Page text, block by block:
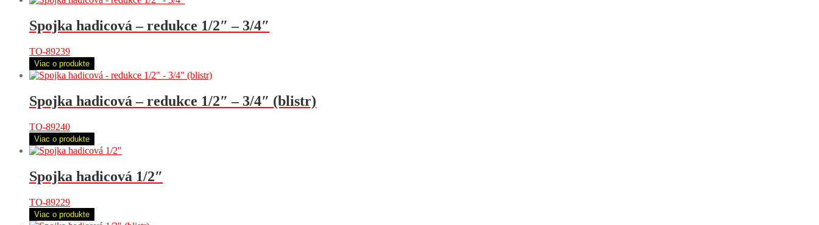
Spojka hadicová – redukce 1/2″ – 3/4″
TO-89239
Viac o produkte
Spojka hadicová – redukce 1/2″ – 3/4″ (blistr)
TO-89240
Viac o produkte
Spojka hadicová 1/2″
TO-89229
Viac o produkte